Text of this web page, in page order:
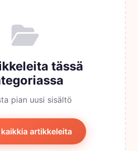
tässä
pian uusi sisältö
kaikkia artikkeleita